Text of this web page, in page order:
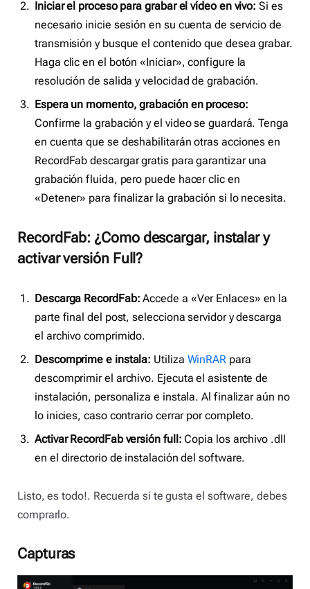
Iniciar el proceso para grabar el vídeo en vivo: Si es
necesario inicie sesión en su cuenta de servicio de
transmisión y busque el contenido que desea grabar.
Haga clic en el botón «Iniciar», configure la
resolución de salida y velocidad de grabación.
Espera un momento, grabación en proceso:
Confirme la grabación y el video se guardará. Tenga
en cuenta que se deshabilitarán otras acciones en
RecordFab descargar gratis para garantizar una
grabación fluida, pero puede hacer clic en
«Detener» para finalizar la grabación si lo necesita.
RecordFab: ¿Como descargar, instalar y
activar versión Full?
Descarga RecordFab: Accede a «Ver Enlaces» en la
parte final del post, selecciona servidor y descarga
el archivo comprimido.
Descomprime e instala: Utiliza WinRAR para
descomprimir el archivo. Ejecuta el asistente de
instalación, personaliza e instala. Al finalizar aún no
lo inicies, caso contrario cerrar por completo.
Activar RecordFab versión full: Copia los archivo .dll
en el directorio de instalación del software.
Listo, es todo!. Recuerda si te gusta el software, debes
comprarlo.
Capturas